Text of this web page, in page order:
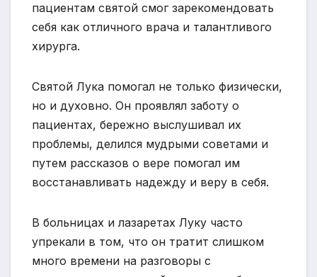
пациентам святой смог зарекомендовать
себя как отличного врача и талантливого
хирурга.
Святой Лука помогал не только физически,
но и духовно. Он проявлял заботу о
пациентах, бережно выслушивал их
проблемы, делился мудрыми советами и
путем рассказов о вере помогал им
восстанавливать надежду и веру в себя.
В больницах и лазаретах Луку часто
упрекали в том, что он тратит слишком
много времени на разговоры с